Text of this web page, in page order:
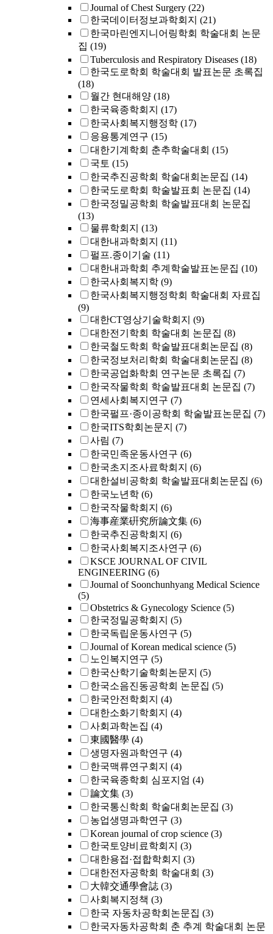
Journal of Chest Surgery (22)
한국데이터정보과학회지 (21)
한국마린엔지니어링학회 학술대회 논문
집 (19)
Tuberculosis and Respiratory Diseases (18)
한국도로학회 학술대회 발표논문 초록집
(18)
월간 현대해양 (18)
한국육종학회지 (17)
한국사회복지행정학 (17)
응용통계연구 (15)
대한기계학회 춘추학술대회 (15)
국토 (15)
한국추진공학회 학술대회논문집 (14)
한국도로학회 학술발표회 논문집 (14)
한국정밀공학회 학술발표대회 논문집
(13)
물류학회지 (13)
대한내과학회지 (11)
펄프.종이기술 (11)
대한내과학회 추계학술발표논문집 (10)
한국사회복지학 (9)
한국사회복지행정학회 학술대회 자료집
(9)
대한CT영상기술학회지 (9)
대한전기학회 학술대회 논문집 (8)
한국철도학회 학술발표대회논문집 (8)
한국정보처리학회 학술대회논문집 (8)
한국공업화학회 연구논문 초록집 (7)
한국작물학회 학술발표대회 논문집 (7)
연세사회복지연구 (7)
한국펄프·종이공학회 학술발표논문집 (7)
한국ITS학회논문지 (7)
사림 (7)
한국민족운동사연구 (6)
한국초지조사료학회지 (6)
대한설비공학회 학술발표대회논문집 (6)
한국노년학 (6)
한국작물학회지 (6)
海事産業硏究所論文集 (6)
한국추진공학회지 (6)
한국사회복지조사연구 (6)
KSCE JOURNAL OF CIVIL
ENGINEERING (6)
Journal of Soonchunhyang Medical Science
(5)
Obstetrics & Gynecology Science (5)
한국정밀공학회지 (5)
한국독립운동사연구 (5)
Journal of Korean medical science (5)
노인복지연구 (5)
한국산학기술학회논문지 (5)
한국소음진동공학회 논문집 (5)
한국안전학회지 (4)
대한소화기학회지 (4)
사회과학논집 (4)
東國醫學 (4)
생명자원과학연구 (4)
한국맥류연구회지 (4)
한국육종학회 심포지엄 (4)
論文集 (3)
한국통신학회 학술대회논문집 (3)
농업생명과학연구 (3)
Korean journal of crop science (3)
한국토양비료학회지 (3)
대한용접·접합학회지 (3)
대한전자공학회 학술대회 (3)
大韓交通學會誌 (3)
사회복지정책 (3)
한국 자동차공학회논문집 (3)
한국자동차공학회 춘 추계 학술대회 논문